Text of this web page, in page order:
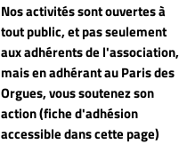
Nos activités sont ouvertes à
tout public, et pas seulement
aux adhérents de l'association,
mais en adhérant au Paris des
Orgues, vous soutenez son
action (fiche d'adhésion
accessible dans cette page)